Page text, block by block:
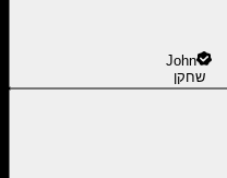
John
שחקן